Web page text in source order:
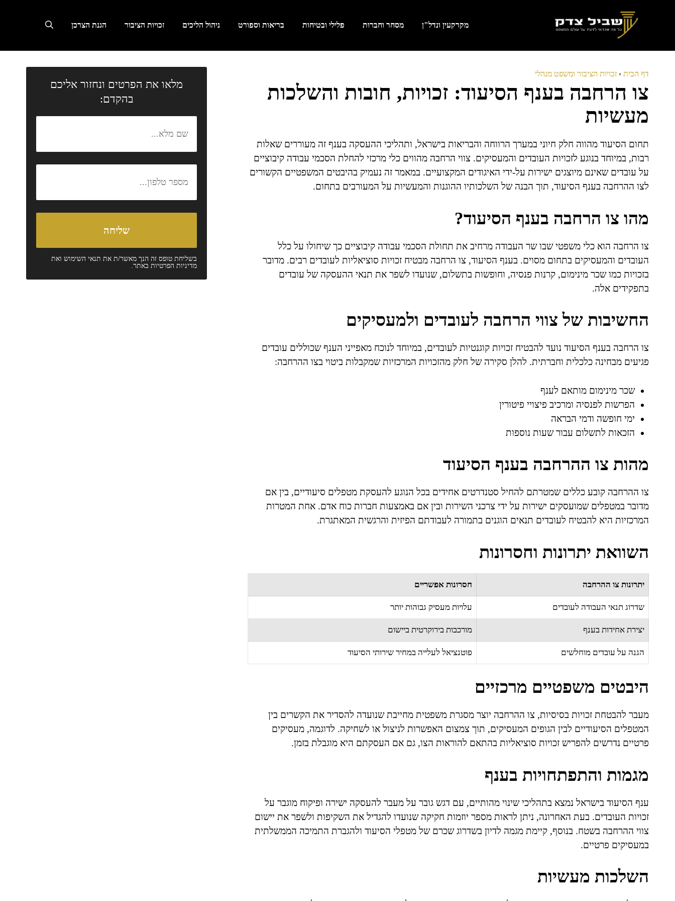
מקרקעין ונדל"ן מסחר וחברות פלילי ובטיחות בריאות וספורט ניהול הליכים זכויות הציבור הגנת הצרכן
דף הבית › זכויות הציבור ומשפט מנהלי
צו הרחבה בענף הסיעוד: זכויות, חובות והשלכות
מעשיות
תחום הסיעוד מהווה חלק חיוני במערך הרווחה והבריאות בישראל, ותהליכי ההעסקה בענף זה מעוררים שאלות
רבות, במיוחד בנוגע לזכויות העובדים והמעסיקים. צווי הרחבה מהווים כלי מרכזי להחלת הסכמי עבודה קיבוציים
על עובדים שאינם מיוצגים ישירות על-ידי האיגודים המקצועיים. במאמר זה נעמיק בהיבטים המשפטיים הקשורים
לצו ההרחבה בענף הסיעוד, תוך הבנה של השלכותיו ההוגנות והמעשיות על המעורבים בתחום.
מהו צו הרחבה בענף הסיעוד?
צו הרחבה הוא כלי משפטי שבו שר העבודה מרחיב את תחולת הסכמי עבודה קיבוציים כך שיחולו על כלל
העובדים והמעסיקים בתחום מסוים. בענף הסיעוד, צו הרחבה מבטיח זכויות סוציאליות לעובדים רבים. מדובר
בזכויות כמו שכר מינימום, קרנות פנסיה, וחופשות בתשלום, שנועדו לשפר את תנאי ההעסקה של עובדים
בתפקידים אלה.
החשיבות של צווי הרחבה לעובדים ולמעסיקים
צו הרחבה בענף הסיעוד נועד להבטיח זכויות קוגנטיות לעובדים, במיוחד לנוכח מאפייני הענף שכוללים עובדים
פגיעים מבחינה כלכלית וחברתית. להלן סקירה של חלק מהזכויות המרכזיות שמקבלות ביטוי בצו ההרחבה:
שכר מינימום מותאם לענף
הפרשות לפנסיה ומרכיב פיצויי פיטורין
ימי חופשה ודמי הבראה
הזכאות לתשלום עבור שעות נוספות
מהות צו ההרחבה בענף הסיעוד
צו ההרחבה קובע כללים שמטרתם להחיל סטנדרטים אחידים בכל הנוגע להעסקת מטפלים סיעודיים, בין אם
מדובר במטפלים שמועסקים ישירות על ידי צרכני השירות ובין אם באמצעות חברות כוח אדם. אחת המטרות
המרכזיות היא להבטיח לעובדים תנאים הוגנים בתמורה לעבודתם הפיזית והרגשית המאתגרת.
השוואת יתרונות וחסרונות
יתרונות צו ההרחבה חסרונות אפשריים
שדרוג תנאי העבודה לעובדים עלויות מעסיק גבוהות יותר
יצירת אחידות בענף מורכבות בירוקרטית ביישום
הגנה על עובדים מוחלשים פוטנציאל לעלייה במחיר שירותי הסיעוד
היבטים משפטיים מרכזיים
מעבר להבטחת זכויות בסיסיות, צו ההרחבה יוצר מסגרת משפטית מחייבת שנועדה להסדיר את הקשרים בין
המטפלים הסיעודיים לבין הגופים המעסיקים, תוך צמצום האפשרות לניצול או לשחיקה. לדוגמה, מעסיקים
פרטיים נדרשים להפריש זכויות סוציאליות בהתאם להוראות הצו, גם אם העסקתם היא מוגבלת בזמן.
מגמות והתפתחויות בענף
ענף הסיעוד בישראל נמצא בתהליכי שינוי מהותיים, עם דגש גובר על מעבר להעסקה ישירה ופיקוח מוגבר על
זכויות העובדים. בעת האחרונה, ניתן לראות מספר יוזמות חקיקה שנועדו להגדיל את השקיפות ולשפר את יישום
צווי ההרחבה בשטח. בנוסף, קיימת מגמה לדיון בשדרוג שכרם של מטפלי הסיעוד ולהגברת התמיכה הממשלתית
במעסיקים פרטיים.
השלכות מעשיות
מלאו את הפרטים ונחזור אליכם
בהקדם:
בשליחת טופס זה הנך מאשר/ת את תנאי השימושואת
מדיניות הפרטיותבאתר.